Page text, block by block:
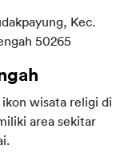
Kec.
50265
wisata religi di
area sekitar